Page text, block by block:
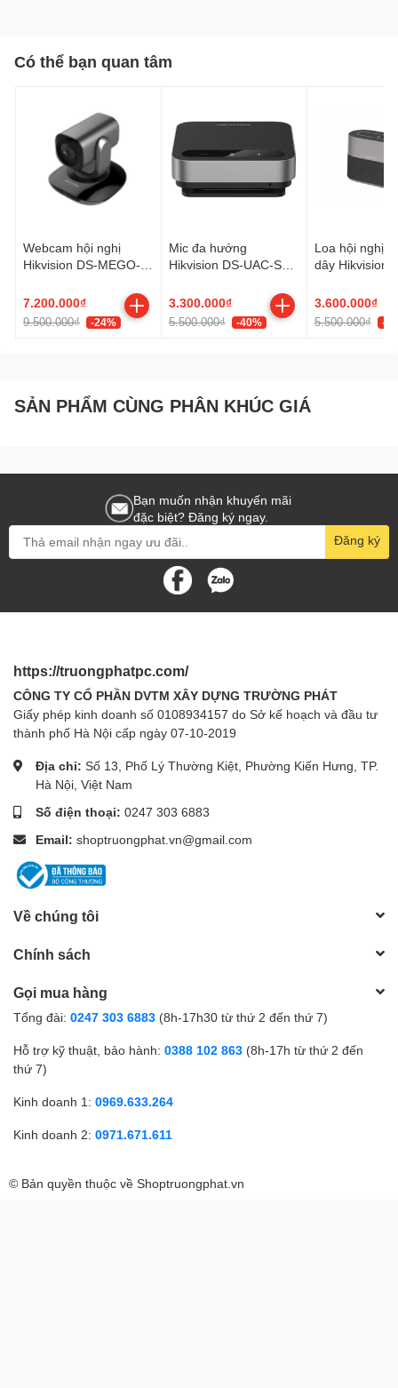
Có thể bạn quan tâm
Webcam hội nghị
Hikvision DS-MEGO-
7.200.000₫
9.500.000₫ -24%
Mic đa hướng
Hikvision DS-UAC-S2V
Speakerphone
3.300.000₫
5.500.000₫ -40%
Loa hội nghị
dây Hikvision
3.600.000₫
5.500.000₫ -
SẢN PHẨM CÙNG PHÂN KHÚC GIÁ
Bạn muốn nhận khuyến mãi
đặc biệt? Đăng ký ngay.
Đăng ký
https://truongphatpc.com/
CÔNG TY CỔ PHẦN DVTM XÂY DỰNG TRƯỜNG PHÁT
Giấy phép kinh doanh số 0108934157 do Sở kế hoạch và đầu tư
thành phố Hà Nội cấp ngày 07-10-2019
Địa chỉ: Số 13, Phố Lý Thường Kiệt, Phường Kiến Hưng, TP.
Hà Nội, Việt Nam
Số điện thoại: 0247 303 6883
Email: shoptruongphat.vn@gmail.com
Về chúng tôi
Chính sách
Gọi mua hàng
Tổng đài: 0247 303 6883 (8h-17h30 từ thứ 2 đến thứ 7)
Hỗ trợ kỹ thuật, bảo hành: 0388 102 863 (8h-17h từ thứ 2 đến
thứ 7)
Kinh doanh 1: 0969.633.264
Kinh doanh 2: 0971.671.611
© Bản quyền thuộc về Shoptruongphat.vn